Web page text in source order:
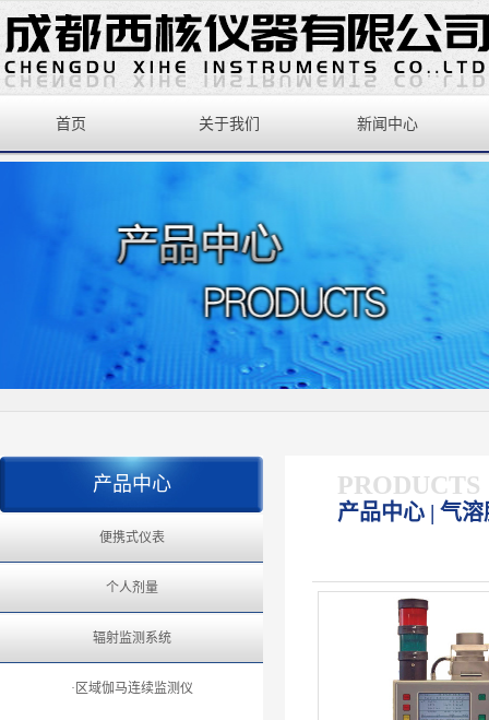
首页 关于我们 新闻中心
产品中心
便携式仪表
个人剂量
辐射监测系统
·区域伽马连续监测仪
PRODUCTS
产品中心 | 气